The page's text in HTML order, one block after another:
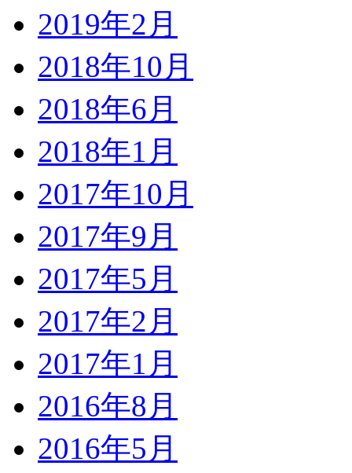
2019年2月
2018年10月
2018年6月
2018年1月
2017年10月
2017年9月
2017年5月
2017年2月
2017年1月
2016年8月
2016年5月